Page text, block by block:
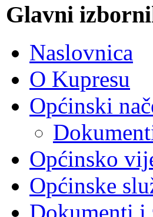
Glavni
Naslovnica
O Kupresu
Općinski
Općinsko
Općinske